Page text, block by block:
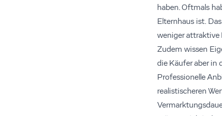
haben. Oftmals
Elternhaus ist.
weniger attraktive
Zudem wissen
die Käufer aber in
Professionelle
realistischeren